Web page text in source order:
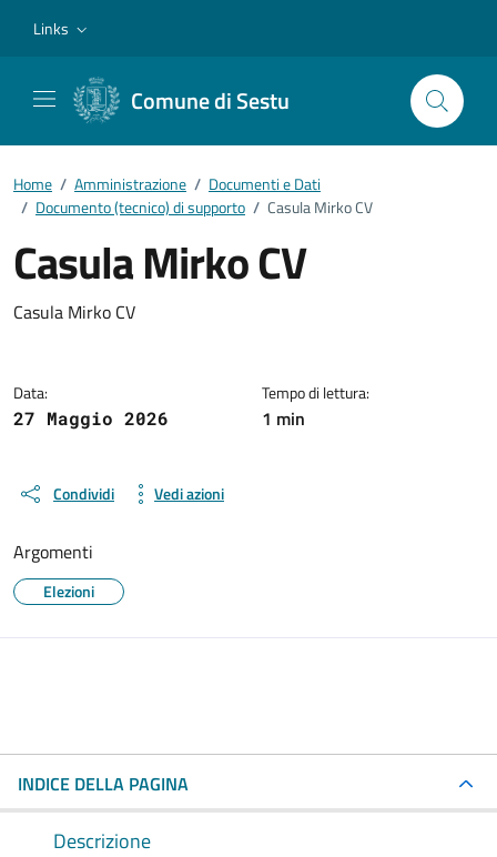
Links
Comune di Sestu
Home / Amministrazione / Documenti e Dati
/ Documento (tecnico) di supporto / Casula Mirko CV
Casula Mirko CV
Dettagli del documento
Casula Mirko CV
Data:
27 Maggio 2026
Tempo di lettura:
1 min
Condividi Vedi azioni
Argomenti
Elezioni
INDICE DELLA PAGINA
Descrizione